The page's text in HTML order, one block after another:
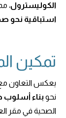
الكوليسترول،
استباقية نحو
تمكين
يعكس التعاون
نحو بناء أسلوب
الصحية في مقر